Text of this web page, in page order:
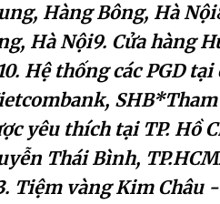
Hàng Bông, Hà
Hà Nội9. Cửa hàng
Hệ thống các PGD
yêu thích tại TP. Hồ
Thái Bình,
Tiệm vàng Kim Châu